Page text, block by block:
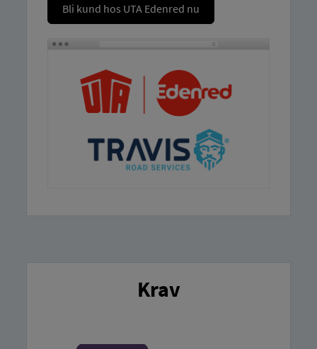
Bli kund hos UTA ​​Edenred nu
Krav